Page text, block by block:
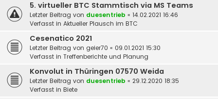
5. virtueller BTC Stammtisch via MS Teams
Letzter Beitrag von duesentrieb « 14.02.2021 16:46
Verfasst in Aktueller Plausch im BTC
Cesenatico 2021
Letzter Beitrag von geier70 « 09.01.2021 15:30
Verfasst in Treffenberichte und Planung
Konvolut in Thüringen 07570 Weida
Letzter Beitrag von duesentrieb « 29.12.2020 18:35
Verfasst in Biete